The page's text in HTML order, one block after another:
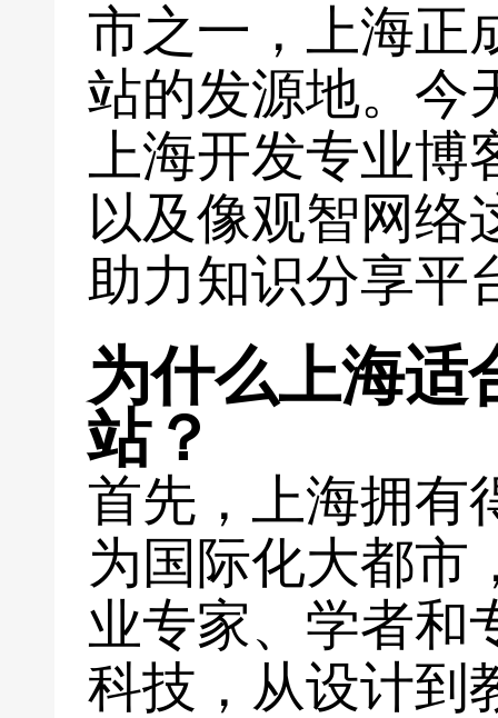
市之一，上海正
站的发源地。今
上海开发专业
以及像观智网络
助力知识分享平
为什么上海适
站？
首先，上海拥有
为国际化大都市
业专家、学者和
科技，从设计到